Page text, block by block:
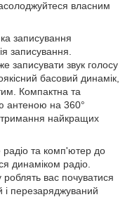
власним
записування
записування.
записувати звук голосу
басовий динамік,
Компактна та
антеною на 360°
найкращих
радіо та комп'ютер до
динаміком радіо.
роблять вас почуватися
перезаряджуваний